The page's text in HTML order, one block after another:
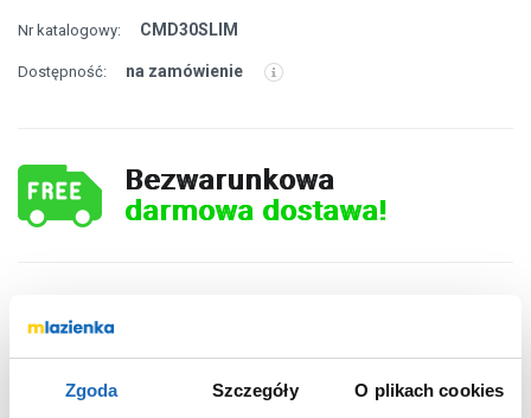
Zgoda Szczegóły O plikach cookies
Nr katalogowy: CMD30SLIM
Dostępność: na zamówienie
Bezwarunkowa
darmowa dostawa!
DO KOSZYKA